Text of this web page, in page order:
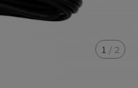
1 / 2